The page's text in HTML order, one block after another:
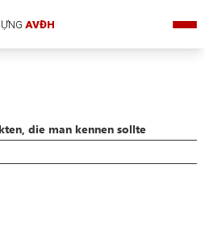
AVĐH
die man kennen sollte